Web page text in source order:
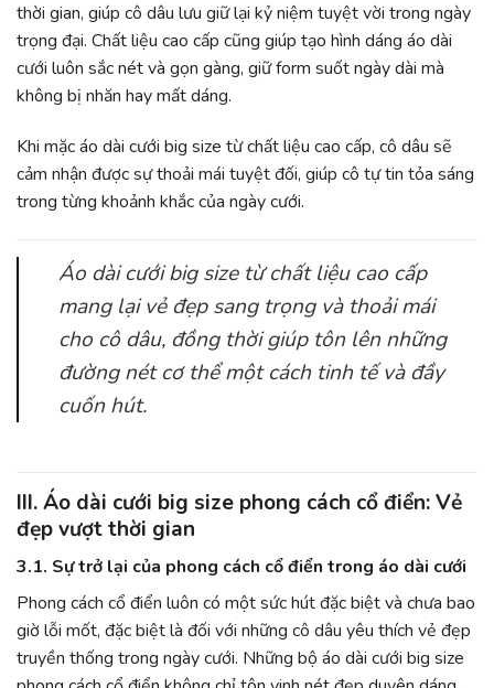
thời gian, giúp cô dâu lưu giữ lại kỷ niệm tuyệt vời trong ngày
trọng đại. Chất liệu cao cấp cũng giúp tạo hình dáng áo dài
cưới luôn sắc nét và gọn gàng, giữ form suốt ngày dài mà
không bị nhăn hay mất dáng.
Khi mặc áo dài cưới big size từ chất liệu cao cấp, cô dâu sẽ
cảm nhận được sự thoải mái tuyệt đối, giúp cô tự tin tỏa sáng
trong từng khoảnh khắc của ngày cưới.
Áo dài cưới big size từ chất liệu cao cấp
mang lại vẻ đẹp sang trọng và thoải mái
cho cô dâu, đồng thời giúp tôn lên những
đường nét cơ thể một cách tinh tế và đầy
cuốn hút.
III. Áo dài cưới big size phong cách cổ điển: Vẻ
đẹp vượt thời gian
3.1. Sự trở lại của phong cách cổ điển trong áo dài cưới
Phong cách cổ điển luôn có một sức hút đặc biệt và chưa bao
giờ lỗi mốt, đặc biệt là đối với những cô dâu yêu thích vẻ đẹp
truyền thống trong ngày cưới. Những bộ áo dài cưới big size